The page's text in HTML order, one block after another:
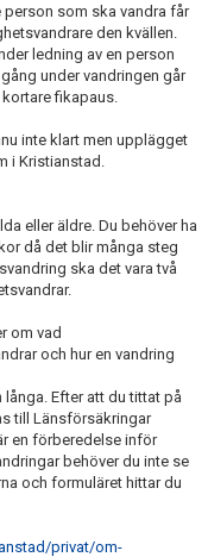
person som ska vandra får
den kvällen.
ledning av en person
under vandringen går
fikapaus.
inte klart men upplägget
i Kristianstad.
eller äldre. Du behöver ha
då det blir många steg
ska det vara två
om vad
och hur en vandring
långa. Efter att du tittat på
till Länsförsäkringar
en förberedelse inför
behöver du inte se
och formuläret hittar du
privat/om-